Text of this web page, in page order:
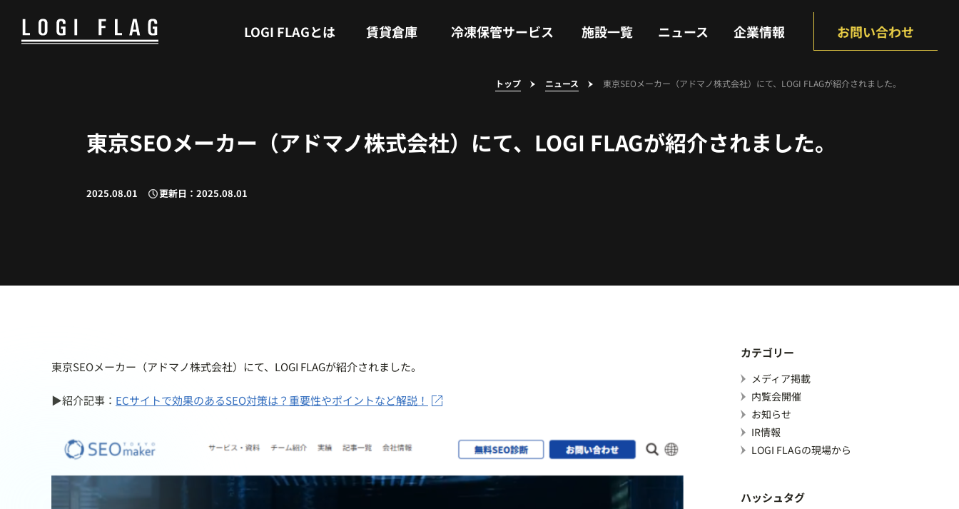
LOGI FLAGとは 賃貸倉庫 冷凍保管サービス 施設一覧 ニュース 企業情報 お問い合わせ
トップ ニュース 東京SEOメーカー（アドマノ株式会社）にて、LOGI FLAGが紹介されました。
東京SEOメーカー（アドマノ株式会社）にて、LOGI FLAGが紹介されました。
2025.08.01 更新日：2025.08.01
東京SEOメーカー（アドマノ株式会社）にて、LOGI FLAGが紹介されました。
▶紹介記事： ECサイトで効果のあるSEO対策は？重要性やポイントなど解説！
カテゴリー
メディア掲載
内覧会開催
お知らせ
IR情報
LOGI FLAGの現場から
ハッシュタグ